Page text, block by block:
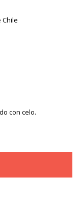
Chile
con celo.